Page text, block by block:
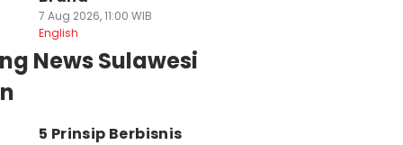
7 Aug 2026, 11:00 WIB
English
News Sulawesi
5 Prinsip Berbisnis